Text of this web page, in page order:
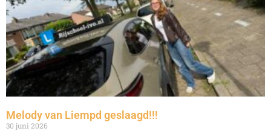
Melody van Liempd geslaagd!!!
30 juni 2026